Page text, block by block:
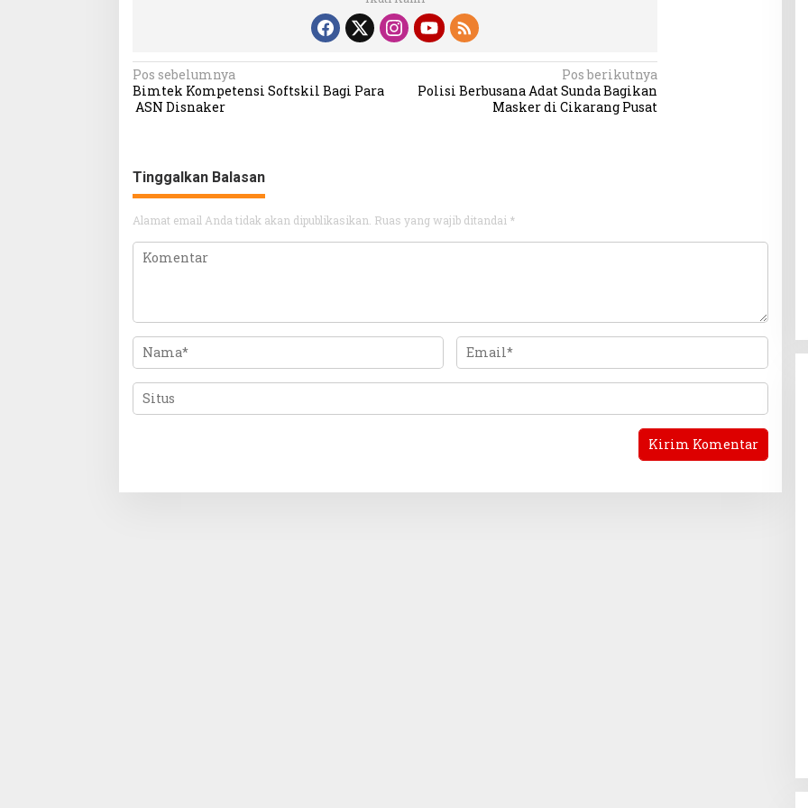
Navigasi
pos
Pos sebelumnya
Bimtek Kompetensi Softskil Bagi Para
ASN Disnaker
Pos berikutnya
Polisi Berbusana Adat Sunda Bagikan
Masker di Cikarang Pusat
Tinggalkan Balasan
Alamat email Anda tidak akan dipublikasikan. Ruas yang wajib ditandai *